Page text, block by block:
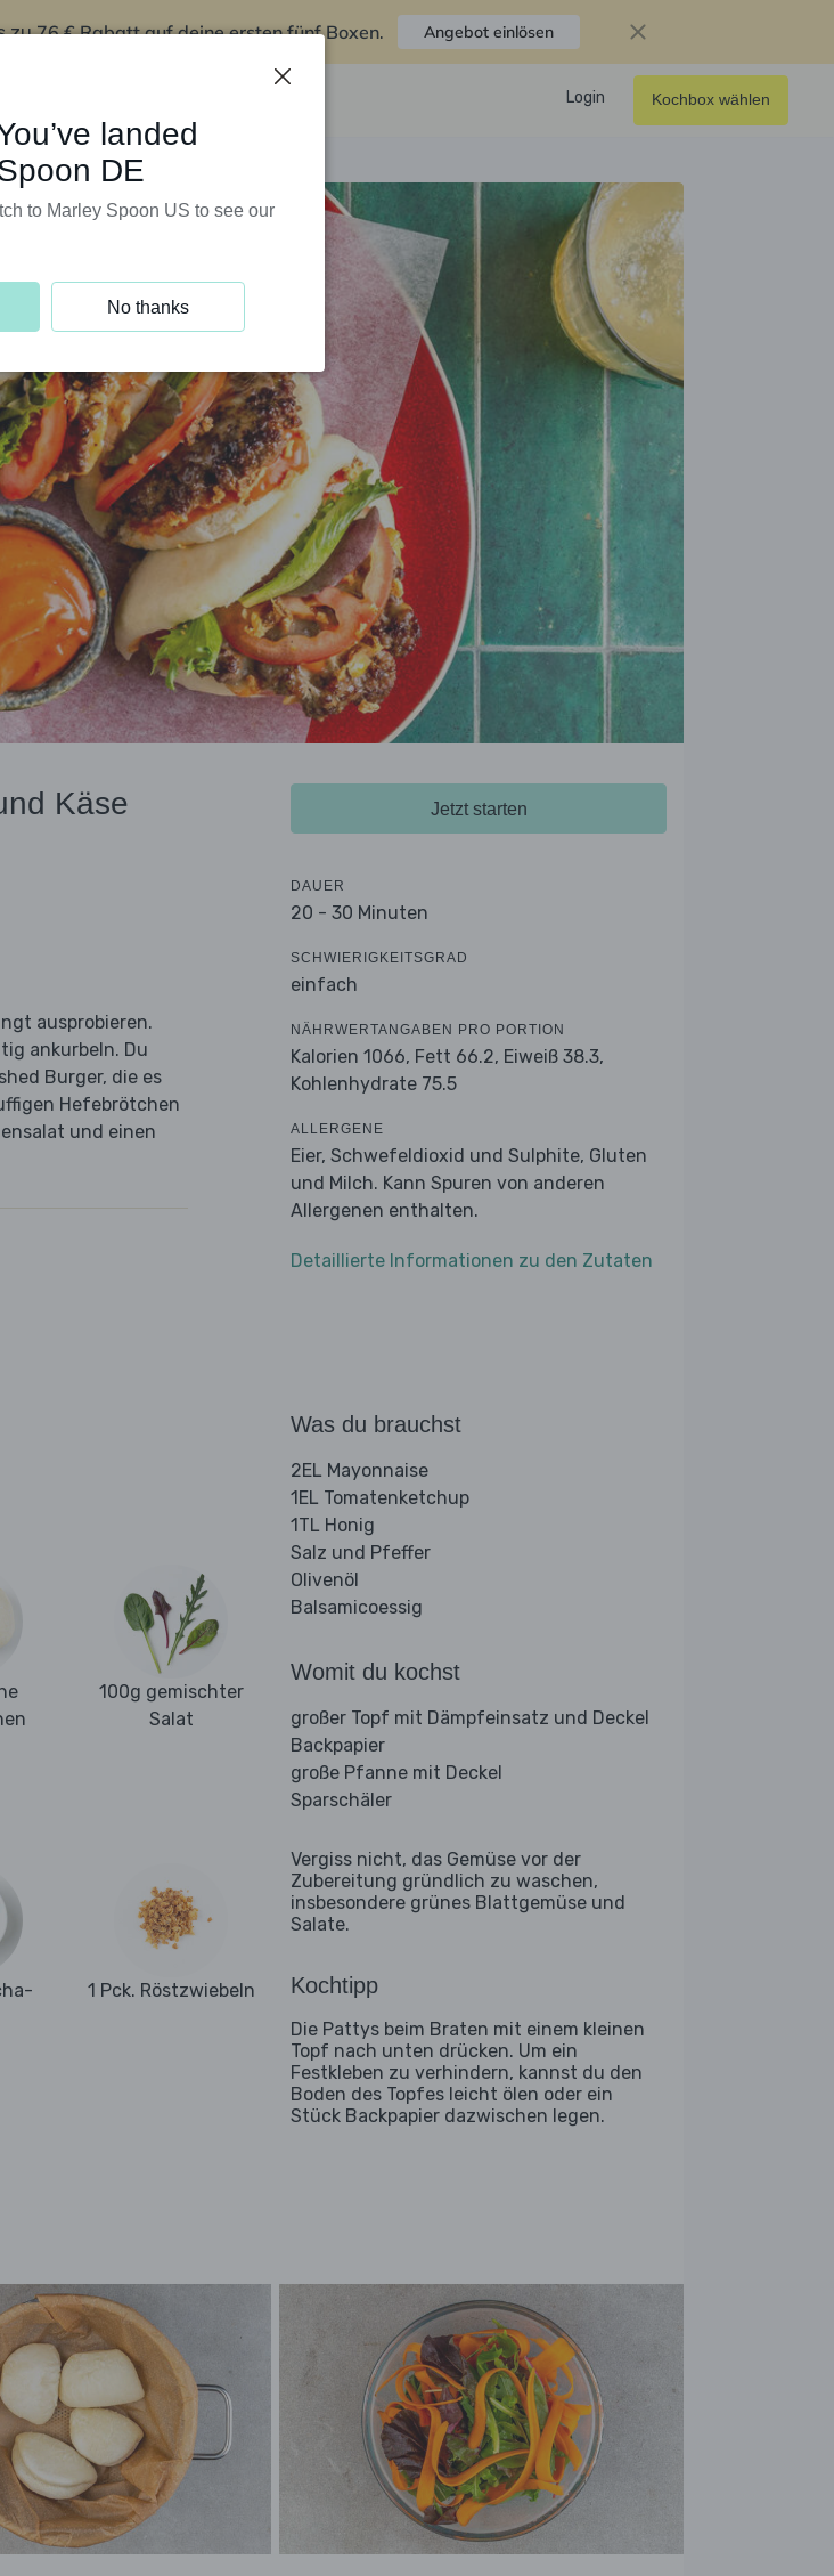
zu76 € Rabatt auf deine ersten fünf Boxen. Angebot einlösen
Login Kochbox wählen
Käse
ausprobieren.
ankurbeln. Du
Burger, die es
Hefebrötchen
und einen
Jetzt starten
DAUER
20 - 30 Minuten
SCHWIERIGKEITSGRAD
einfach
NÄHRWERTANGABEN PRO PORTION
Kalorien 1066, Fett 66.2, Eiweiß 38.3,
Kohlenhydrate 75.5
ALLERGENE
Eier, Schwefeldioxid und Sulphite, Gluten
und Milch. Kann Spuren von anderen
Allergenen enthalten.
Detaillierte Informationen zu den Zutaten
100g gemischter
Salat
1 Pck. Röstzwiebeln
Was du brauchst
2EL Mayonnaise
1EL Tomatenketchup
1TL Honig
Salz und Pfeffer
Olivenöl
Balsamicoessig
Womit du kochst
großer Topf mit Dämpfeinsatz und Deckel
Backpapier
große Pfanne mit Deckel
Sparschäler
Vergiss nicht, das Gemüse vor der
Zubereitung gründlich zu waschen,
insbesondere grünes Blattgemüse und
Salate.
Kochtipp
Die Pattys beim Braten mit einem kleinen
Topf nach unten drücken. Um ein
Festkleben zu verhindern, kannst du den
Boden des Topfes leicht ölen oder ein
Stück Backpapier dazwischen legen.
landed
DE
to Marley Spoon US to see our
No thanks